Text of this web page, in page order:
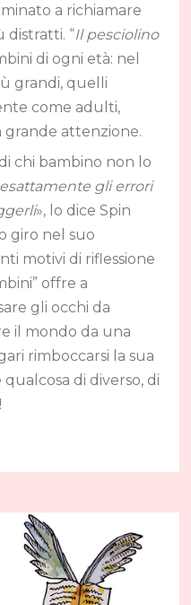
a richiamare
distratti. “Il pesciolino
di ogni età: nel
grandi, quelli
come adulti,
attenzione.
chi bambino non lo
gli errori
», lo dice Spin
giro nel suo
motivi di riflessione
offre a
gli occhi da
il mondo da una
rimboccarsi la sua
di diverso, di